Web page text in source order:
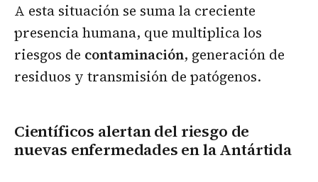
A esta situación se suma la creciente
presencia humana, que multiplica los
riesgos de contaminación, generación de
residuos y transmisión de patógenos.
Científicos alertan del riesgo de
nuevas enfermedades en la Antártida